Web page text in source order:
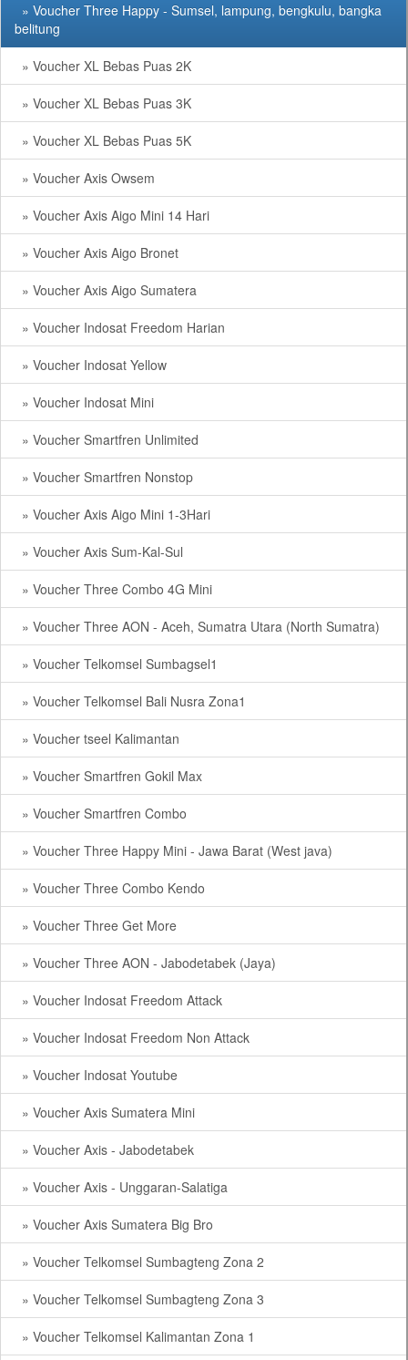
» Voucher Three Happy - Sumsel, lampung, bengkulu, bangka
belitung
» Voucher XL Bebas Puas 2K
» Voucher XL Bebas Puas 3K
» Voucher XL Bebas Puas 5K
» Voucher Axis Owsem
» Voucher Axis Aigo Mini 14 Hari
» Voucher Axis Aigo Bronet
» Voucher Axis Aigo Sumatera
» Voucher Indosat Freedom Harian
» Voucher Indosat Yellow
» Voucher Indosat Mini
» Voucher Smartfren Unlimited
» Voucher Smartfren Nonstop
» Voucher Axis Aigo Mini 1-3Hari
» Voucher Axis Sum-Kal-Sul
» Voucher Three Combo 4G Mini
» Voucher Three AON - Aceh, Sumatra Utara (North Sumatra)
» Voucher Telkomsel Sumbagsel1
» Voucher Telkomsel Bali Nusra Zona1
» Voucher tseel Kalimantan
» Voucher Smartfren Gokil Max
» Voucher Smartfren Combo
» Voucher Three Happy Mini - Jawa Barat (West java)
» Voucher Three Combo Kendo
» Voucher Three Get More
» Voucher Three AON - Jabodetabek (Jaya)
» Voucher Indosat Freedom Attack
» Voucher Indosat Freedom Non Attack
» Voucher Indosat Youtube
» Voucher Axis Sumatera Mini
» Voucher Axis - Jabodetabek
» Voucher Axis - Unggaran-Salatiga
» Voucher Axis Sumatera Big Bro
» Voucher Telkomsel Sumbagteng Zona 2
» Voucher Telkomsel Sumbagteng Zona 3
» Voucher Telkomsel Kalimantan Zona 1